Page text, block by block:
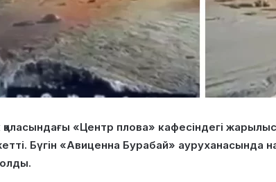
«Центр плова» кафесіндегі жарылыс
Бүгін «Авиценна Бурабай» ауруханасында